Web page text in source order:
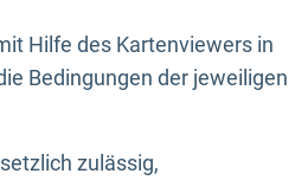
Hilfe des Kartenviewers in
Bedingungen der jeweiligen
zulässig,